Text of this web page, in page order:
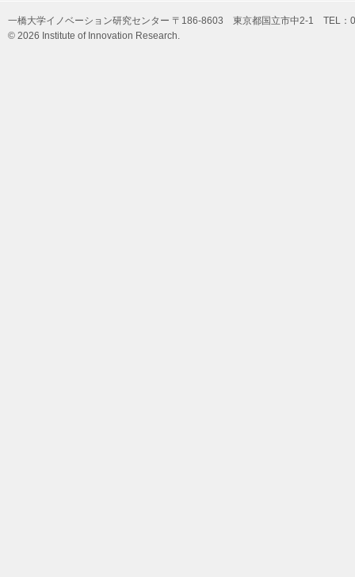
一橋大学イノベーション研究センター 〒186-8603 東京都国立市中2-1 TEL：
© 2026 Institute of Innovation Research.